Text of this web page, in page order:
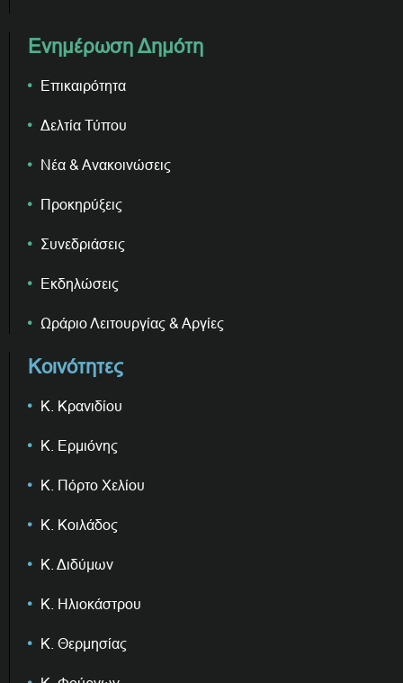
Ενημέρωση Δημότη
Επικαιρότητα
Δελτία Τύπου
Νέα & Ανακοινώσεις
Προκηρύξεις
Συνεδριάσεις
Εκδηλώσεις
Ωράριο Λειτουργίας & Αργίες
Κοινότητες
Κ. Κρανιδίου
Κ. Ερμιόνης
Κ. Πόρτο Χελίου
Κ. Κοιλάδος
Κ. Διδύμων
Κ. Ηλιοκάστρου
Κ. Θερμησίας